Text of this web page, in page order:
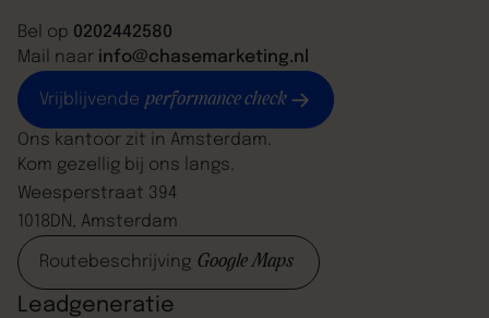
Bel op 0202442580
Mail naar info@chasemarketing.nl
Vrijblijvende performance check
Ons kantoor zit in Amsterdam.
Kom gezellig bij ons langs.
Weesperstraat 394
1018DN, Amsterdam
Routebeschrijving Google Maps
Leadgeneratie